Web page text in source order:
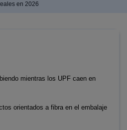
en 2026
mientras los UPF caen en
orientados a fibra en el embalaje